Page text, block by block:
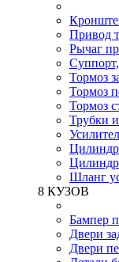
Привод
Рычаг
Тормоз
Тормоз
Тормоз
Трубки
Цилиндр
Цилиндр
Шланг
8 КУЗОВ
Бампер
Двери
Двери